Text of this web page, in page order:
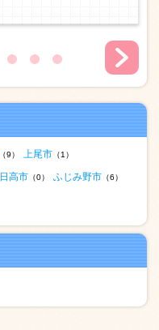
（9） 上尾市 （1）
日高市 （0） ふじみ野市 （6）